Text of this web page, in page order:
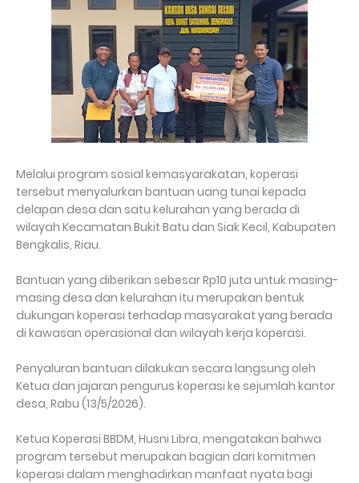
Melalui program sosial kemasyarakatan, koperasi
tersebut menyalurkan bantuan uang tunai kepada
delapan desa dan satu kelurahan yang berada di
wilayah Kecamatan Bukit Batu dan Siak Kecil, Kabupaten
Bengkalis, Riau.
Bantuan yang diberikan sebesar Rp10 juta untuk masing-
masing desa dan kelurahan itu merupakan bentuk
dukungan koperasi terhadap masyarakat yang berada
di kawasan operasional dan wilayah kerja koperasi.
Penyaluran bantuan dilakukan secara langsung oleh
Ketua dan jajaran pengurus koperasi ke sejumlah kantor
desa, Rabu (13/5/2026).
Ketua Koperasi BBDM, Husni Libra, mengatakan bahwa
program tersebut merupakan bagian dari komitmen
koperasi dalam menghadirkan manfaat nyata bagi